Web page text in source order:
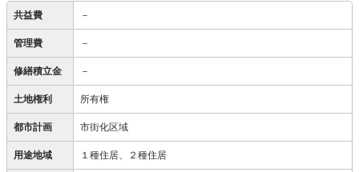
共益費 －
管理費 －
修繕積立金 －
土地権利 所有権
都市計画 市街化区域
用途地域 １種住居、２種住居